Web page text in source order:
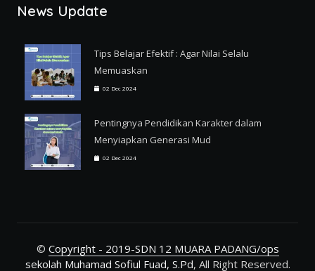
News Update
Tips Belajar Efektif : Agar Nilai Selalu
Memuaskan
02 Dec 2024
Pentingnya Pendidikan Karakter dalam
Menyiapkan Generasi Mud
02 Dec 2024
© Copyright - 2019-SDN 12 MUARA PADANG/ops
sekolah Muhamad Sofiul Fuad, S.Pd, All Right Reserved.